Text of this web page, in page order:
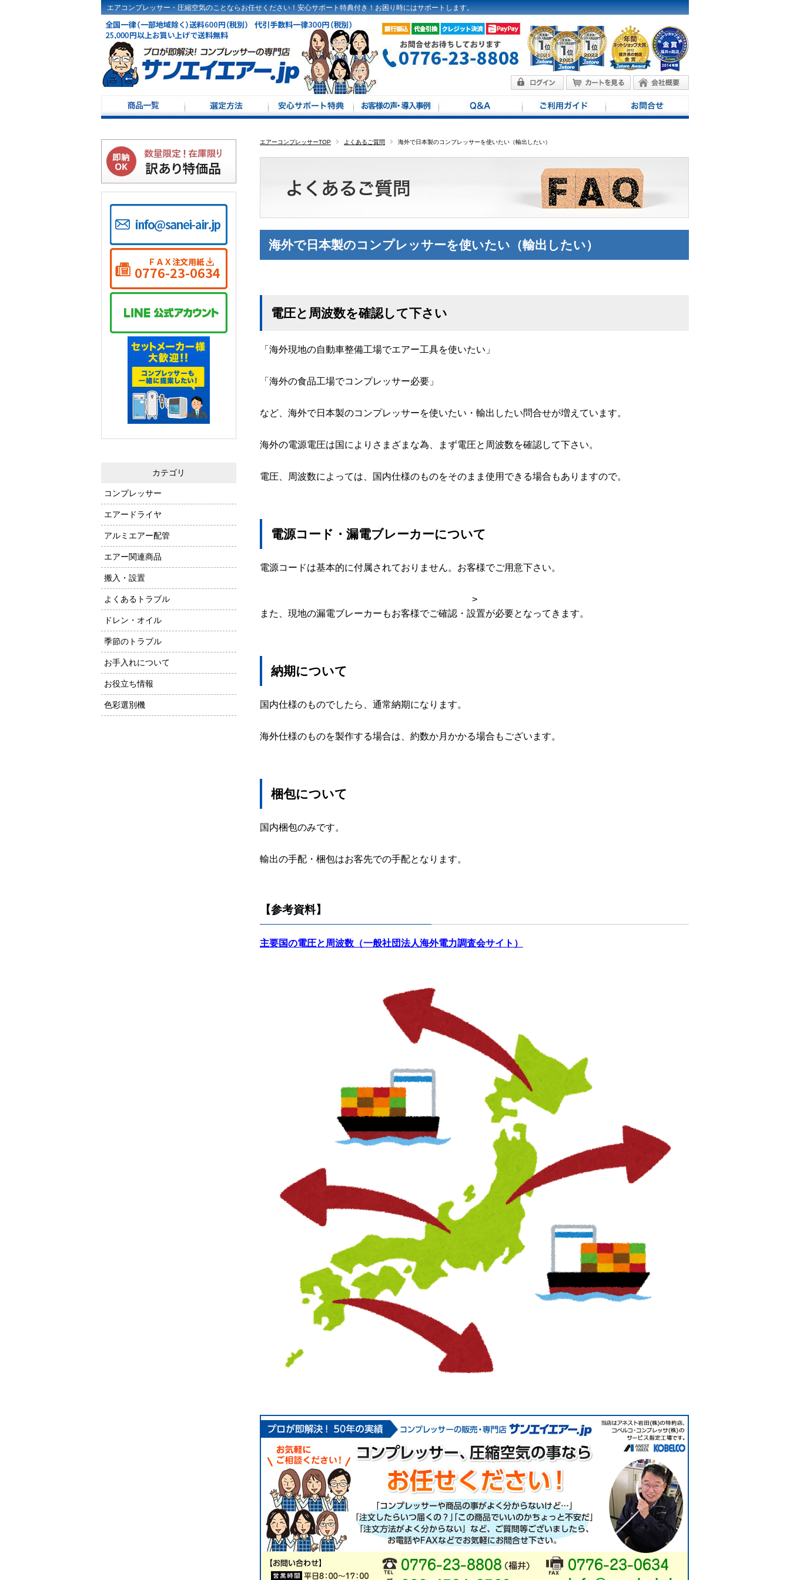
エアコンプレッサー・圧縮空気のことならお任せください！安心サポート特典付き！お困り時にはサポートします。
エアーコンプレッサーTOP よくあるご質問 海外で日本製のコンプレッサーを使いたい（輸出したい）
海外で日本製のコンプレッサーを使いたい（輸出したい）
電圧と周波数を確認して下さい
「海外現地の自動車整備工場でエアー工具を使いたい」
「海外の食品工場でコンプレッサー必要」
など、海外で日本製のコンプレッサーを使いたい・輸出したい問合せが増えています。
海外の電源電圧は国によりさまざまな為、まず電圧と周波数を確認して下さい。
電圧、周波数によっては、国内仕様のものをそのまま使用できる場合もありますので。
電源コード・漏電ブレーカーについて
電源コードは基本的に付属されておりません。お客様でご用意下さい。
>
また、現地の漏電ブレーカーもお客様でご確認・設置が必要となってきます。
納期について
国内仕様のものでしたら、通常納期になります。
海外仕様のものを製作する場合は、約数か月かかる場合もございます。
梱包について
国内梱包のみです。
輸出の手配・梱包はお客先での手配となります。
【参考資料】
主要国の電圧と周波数（一般社団法人海外電力調査会サイト）
カテゴリ
コンプレッサー
エアードライヤ
アルミエアー配管
エアー関連商品
搬入・設置
よくあるトラブル
ドレン・オイル
季節のトラブル
お手入れについて
お役立ち情報
色彩選別機